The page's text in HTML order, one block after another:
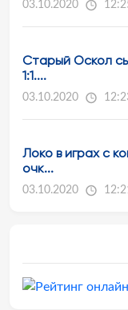
03.10.2020
Старый Оскол
1:1....
03.10.2020
Локо в играх с
очк...
03.10.2020